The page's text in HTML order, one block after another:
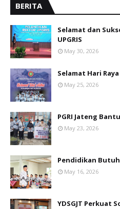
BERITA
Selamat dan
UPGRIS
May 30, 2026
Selamat Hari
May 25, 2026
PGRI Jateng
May 23, 2026
Pendidikan
May 16, 2026
YDSGJT Perkuat